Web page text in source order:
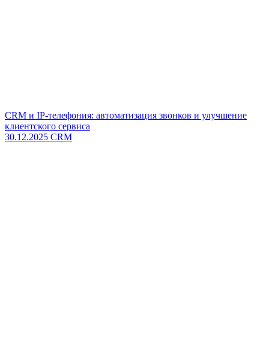
CRM и IP-телефония: автоматизация звонков и улучшение
клиентского сервиса
30.12.2025 CRM